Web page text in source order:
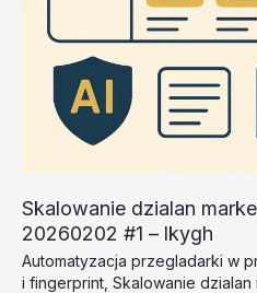
Skalowanie dzialan
20260202 #1 – lkygh
Automatyzacja przegladarki w
i fingerprint Skalowanie